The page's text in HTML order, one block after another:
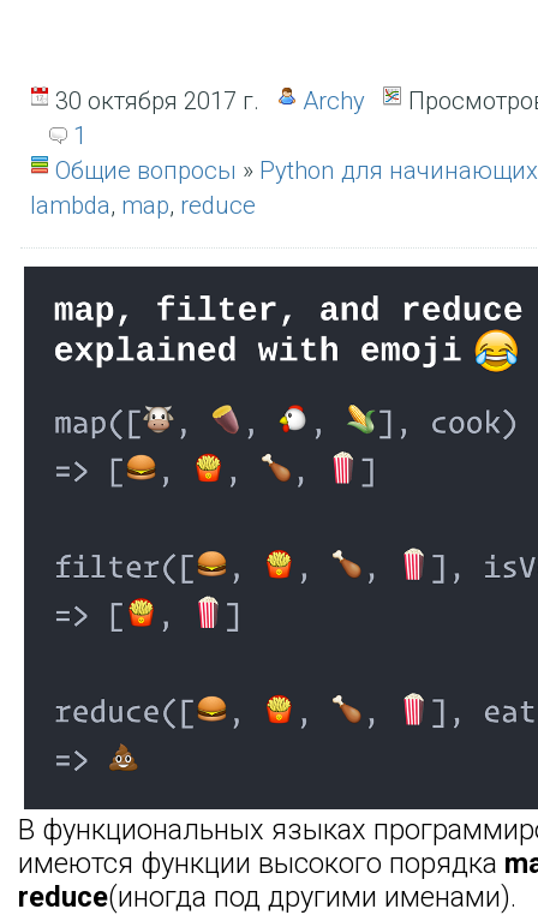
30 октября 2017 г. Archy
1
Общие вопросы » Python для начинающих
lambda, map, reduce
В функциональных языках
имеются функции высокого порядка
reduce(иногда под другими именами).